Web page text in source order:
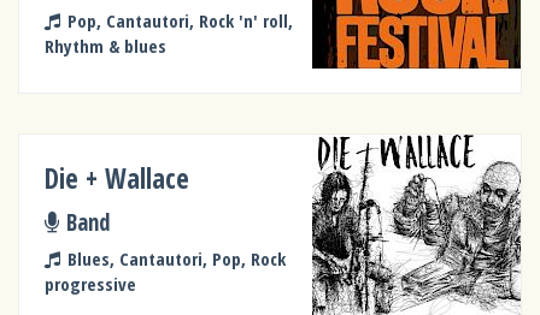
Pop, Cantautori, Rock 'n' roll,
Rhythm & blues
Die + Wallace
Band
Blues, Cantautori, Pop, Rock
progressive